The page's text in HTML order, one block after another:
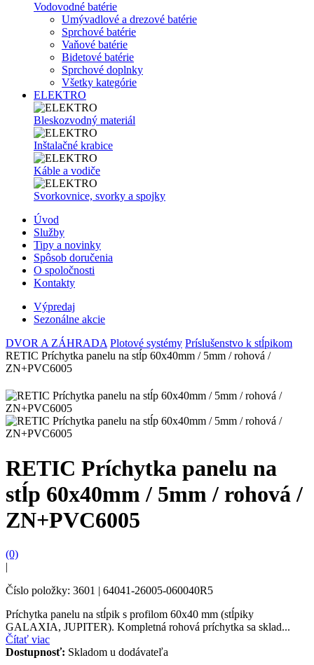
Vodovodné batérie
Umývadlové a drezové batérie
Sprchové batérie
Vaňové batérie
Bidetové batérie
Sprchové doplnky
Všetky kategórie
ELEKTRO
Bleskozvodný materiál
Inštalačné krabice
Káble a vodiče
Svorkovnice, svorky a spojky
Úvod
Služby
Tipy a novinky
Spôsob doručenia
O spoločnosti
Kontakty
Výpredaj
Sezonálne akcie
DVOR A ZÁHRADA Plotové systémy Príslušenstvo k stĺpikom
RETIC Príchytka panelu na stĺp 60x40mm / 5mm / rohová /
ZN+PVC6005
RETIC Príchytka panelu na
stĺp 60x40mm / 5mm / rohová /
ZN+PVC6005
(0)
|
Číslo položky: 3601 | 64041-26005-060040R5
Príchytka panelu na stĺpik s profilom 60x40 mm (stĺpiky
GALAXIA, JUPITER). Kompletná rohová príchytka sa sklad...
Čítať viac
Dostupnosť: Skladom u dodávateľa